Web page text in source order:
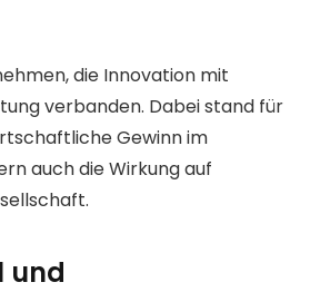
die Innovation mit
verbanden. Dabei stand für
Gewinn im
auch die Wirkung auf
und